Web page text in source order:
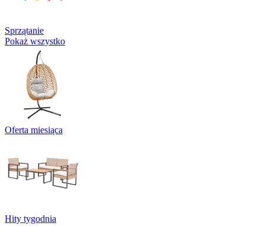
Sprzątanie
Pokaż wszystko
Oferta miesiąca
Hity tygodnia